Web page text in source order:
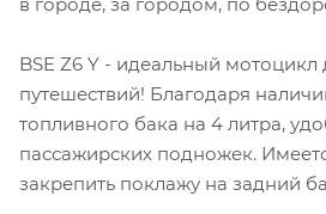
BSE Z6 Y - идеальный мотоцикл
путешествий! Благодаря
топливного бака на 4 литра,
пассажирских подножек.
закрепить поклажу на задний